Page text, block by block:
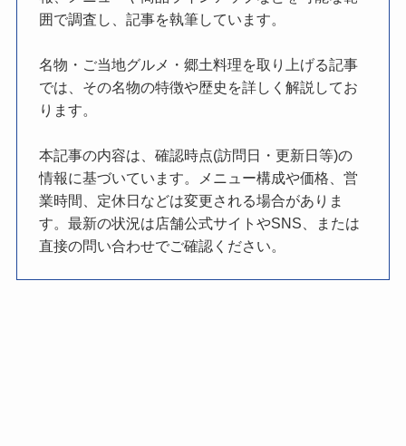
囲で調査し、記事を執筆しています。
名物・ご当地グルメ・郷土料理を取り上げる記事
では、その名物の特徴や歴史を詳しく解説してお
ります。
本記事の内容は、確認時点(訪問日・更新日等)の
情報に基づいています。メニュー構成や価格、営
業時間、定休日などは変更される場合がありま
す。最新の状況は店舗公式サイトやSNS、または
直接の問い合わせでご確認ください。